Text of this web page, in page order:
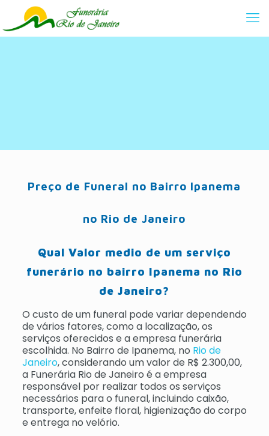
Preço de Funeral no Bairro Ipanema
no Rio de Janeiro
Qual Valor medio de um serviço
funerário no bairro Ipanema no Rio
de Janeiro?
O custo de um funeral pode variar dependendo
de vários fatores, como a localização, os
serviços oferecidos e a empresa funerária
escolhida. No Bairro de Ipanema, no Rio de
Janeiro, considerando um valor de R$ 2.300,00,
a Funerária Rio de Janeiro é a empresa
responsável por realizar todos os serviços
necessários para o funeral, incluindo caixão,
transporte, enfeite floral, higienização do corpo
e entrega no velório.